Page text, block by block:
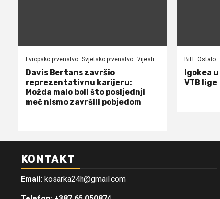
Evropsko prvenstvo Svjetsko prvenstvo Vijesti
Davis Bertans završio
reprezentativnu karijeru:
Možda malo boli što posljednji
meč nismo završili pobjedom
BiH Ostalo
Igokea
VTB lige
KONTAKT
Email: kosarka24h@gmail.com